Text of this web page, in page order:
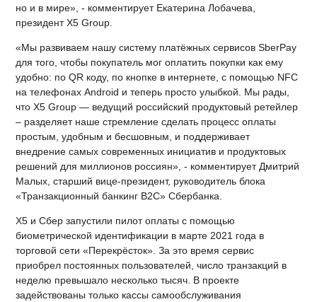
но и в мире», - комментирует Екатерина Лобачева,
президент X5 Group.
«Мы развиваем нашу систему платёжных сервисов SberPay
для того, чтобы покупатель мог оплатить покупки как ему
удобно: по QR коду, по кнопке в интернете, с помощью NFC
на телефонах Android и теперь просто улыбкой. Мы рады,
что X5 Group — ведущий российский продуктовый ретейлер
– разделяет наше стремление сделать процесс оплаты
простым, удобным и бесшовным, и поддерживает
внедрение самых современных инициатив и продуктовых
решений для миллионов россиян», - комментирует Дмитрий
Малых, старший вице-президент, руководитель блока
«Транзакционный банкинг B2C» Сбербанка.
Х5 и Сбер запустили пилот оплаты с помощью
биометрической идентификации в марте 2021 года в
торговой сети «Перекрёсток». За это время сервис
приобрел постоянных пользователей, число транзакций в
неделю превышало несколько тысяч. В проекте
задействованы только кассы самообслуживания